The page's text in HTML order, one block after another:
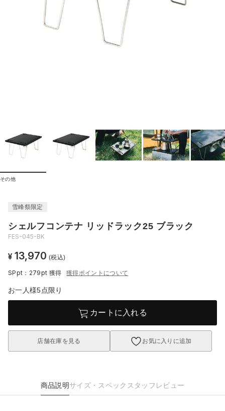
その他
雪峰祭限定
シェルフコンテナ リッドラック25 ブラック
FES-045-BK
¥ 13,970 (税込)
SPpt：279pt 獲得 獲得ポイントについて
お一人様5点限り
カートに入れる
店舗在庫を見る お気に入りに追加
商品説明サイズ・スペック スタッフレビュー